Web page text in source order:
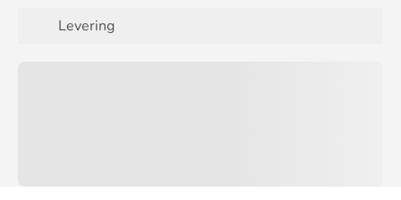
Levering